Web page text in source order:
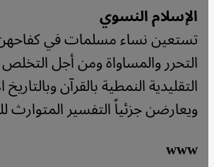
الإسلام النسوي
تستعين نساء مسلمات في
التحرر والمساواة ومن أجل
التقليدية النمطية بالقرآن
ويعارضن جزئياً التفسير المتوارث
www